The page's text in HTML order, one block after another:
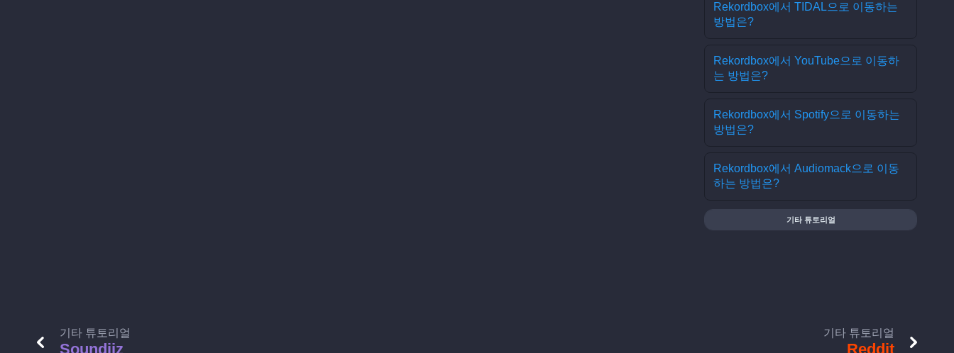
Rekordbox에서 TIDAL으로 이동하는
방법은?
Rekordbox에서 YouTube으로 이동하
는 방법은?
Rekordbox에서 Spotify으로 이동하는
방법은?
Rekordbox에서 Audiomack으로 이동
하는 방법은?
기타 튜토리얼
기타 튜토리얼
Soundiiz
기타 튜토리얼
Reddit